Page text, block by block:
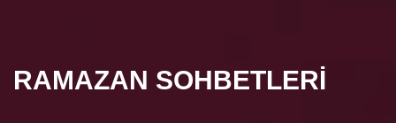
RAMAZAN SOHBETLERİ